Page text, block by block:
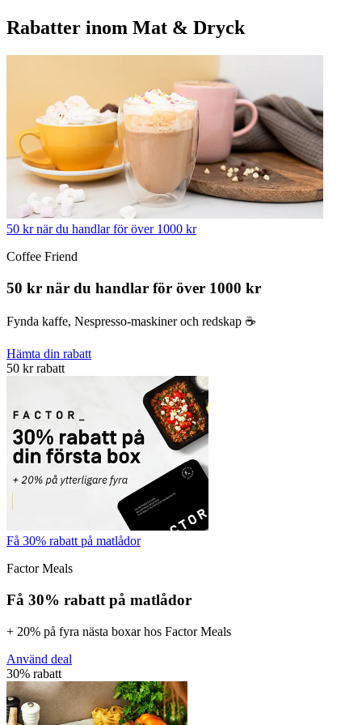
Rabatter inom Mat & Dryck
50 kr när du handlar för över 1000 kr
Coffee Friend
50 kr när du handlar för över 1000 kr
Fynda kaffe, Nespresso-maskiner och redskap ☕️
Hämta din rabatt
50 kr rabatt
Få 30% rabatt på matlådor
Factor Meals
Få 30% rabatt på matlådor
+ 20% på fyra nästa boxar hos Factor Meals
Använd deal
30% rabatt